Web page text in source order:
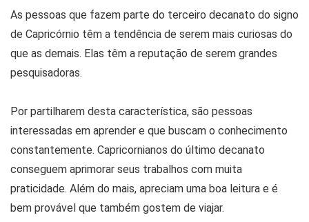
As pessoas que fazem parte do terceiro decanato do signo
de Capricórnio têm a tendência de serem mais curiosas do
que as demais. Elas têm a reputação de serem grandes
pesquisadoras.
Por partilharem desta característica, são pessoas
interessadas em aprender e que buscam o conhecimento
constantemente. Capricornianos do último decanato
conseguem aprimorar seus trabalhos com muita
praticidade. Além do mais, apreciam uma boa leitura e é
bem provável que também gostem de viajar.